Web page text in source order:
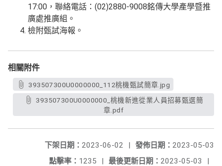
17:00，聯絡電話：(02)2880-9008銘傳大學產學暨推
廣處推廣組。
檢附甄試海報。
相關附件
393507300U0000000_112桃機甄試簡章.jpg
章.pdf
發佈日期： 2023-05-03
下架日期： 2023-06-02
|
最後更新日期： 2023-05-03 |
點擊率： 1235 |